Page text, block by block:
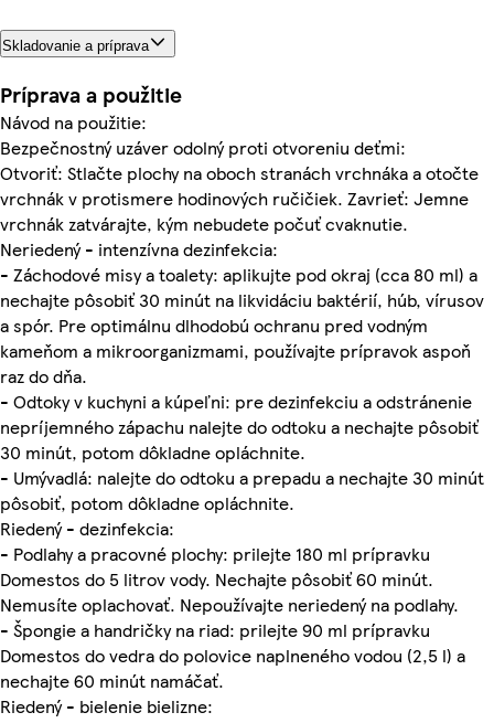
Skladovanie a príprava
Príprava a použitie
Návod na použitie:
Bezpečnostný uzáver odolný proti otvoreniu deťmi:
Otvoriť: Stlačte plochy na oboch stranách vrchnáka a otočte
vrchnák v protismere hodinových ručičiek. Zavrieť: Jemne
vrchnák zatvárajte, kým nebudete počuť cvaknutie.
Neriedený - intenzívna dezinfekcia:
- Záchodové misy a toalety: aplikujte pod okraj (cca 80 ml) a
nechajte pôsobiť 30 minút na likvidáciu baktérií, húb, vírusov
a spór. Pre optimálnu dlhodobú ochranu pred vodným
kameňom a mikroorganizmami, používajte prípravok aspoň
raz do dňa.
- Odtoky v kuchyni a kúpeľni: pre dezinfekciu a odstránenie
nepríjemného zápachu nalejte do odtoku a nechajte pôsobiť
30 minút, potom dôkladne opláchnite.
- Umývadlá: nalejte do odtoku a prepadu a nechajte 30 minút
pôsobiť, potom dôkladne opláchnite.
Riedený - dezinfekcia:
- Podlahy a pracovné plochy: prilejte 180 ml prípravku
Domestos do 5 litrov vody. Nechajte pôsobiť 60 minút.
Nemusíte oplachovať. Nepoužívajte neriedený na podlahy.
- Špongie a handričky na riad: prilejte 90 ml prípravku
Domestos do vedra do polovice naplneného vodou (2,5 l) a
nechajte 60 minút namáčať.
Riedený - bielenie bielizne: